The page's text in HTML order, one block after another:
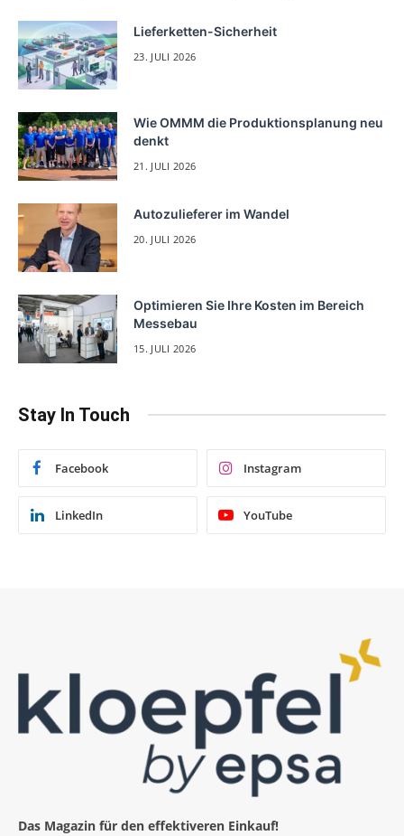
Lieferketten-Sicherheit
23. JULI 2026
Wie OMMM die Produktionsplanung neu
denkt
21. JULI 2026
Autozulieferer im Wandel
20. JULI 2026
Optimieren Sie Ihre Kosten im Bereich
Messebau
15. JULI 2026
Stay In Touch
Facebook Instagram
LinkedIn YouTube
Das Magazin für den effektiveren Einkauf!